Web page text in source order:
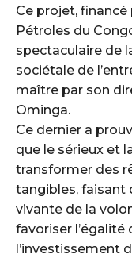
Ce projet,
Pétroles du
spectaculaire de
sociétale de
maître par son
Ominga.
Ce dernier a
que le sérieux et
transformer des
tangibles, faisant
vivante de la
favoriser l’égalité
l’investissement